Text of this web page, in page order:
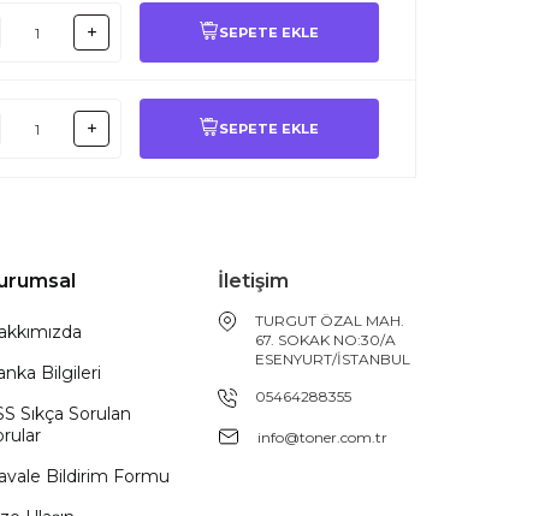
SEPETE EKLE
SEPETE EKLE
Bilgileri
Sıkça Sorulan
Bildirim Formu
İletişim
TURGUT ÖZAL MAH.
67. SOKAK NO:30/A
ESENYURT/İSTANBUL
05464288355
info@toner.com.tr